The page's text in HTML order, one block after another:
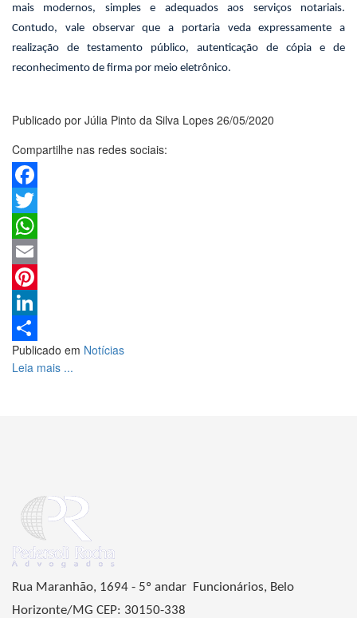
mais modernos, simples e adequados aos serviços notariais.
Contudo, vale observar que a portaria veda expressamente a
realização de testamento público, autenticação de cópia e de
reconhecimento de firma por meio eletrônico.
Publicado por Júlia Pinto da Silva Lopes 26/05/2020
Compartilhe nas redes sociais:
Facebook
Twitter
WhatsApp
Email
Pinterest
LinkedIn
Share
Publicado em Notícias
Leia mais ...
Rua Maranhão, 1694 - 5º andar Funcionários, Belo
Horizonte/MG CEP: 30150-338